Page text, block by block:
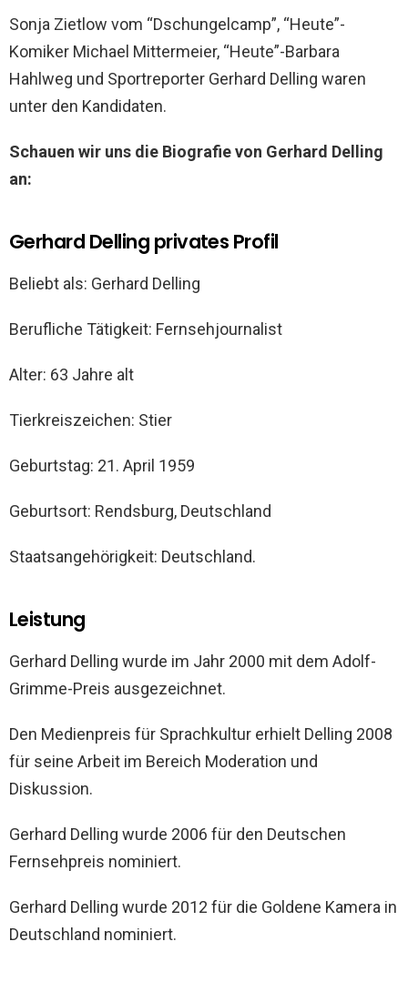
Sonja Zietlow vom “Dschungelcamp”, “Heute”-
Komiker Michael Mittermeier, “Heute”-Barbara
Hahlweg und Sportreporter Gerhard Delling waren
unter den Kandidaten.
Schauen wir uns die Biografie von Gerhard Delling
an:
Gerhard Delling privates Profil
Beliebt als: Gerhard Delling
Berufliche Tätigkeit: Fernsehjournalist
Alter: 63 Jahre alt
Tierkreiszeichen: Stier
Geburtstag: 21. April 1959
Geburtsort: Rendsburg, Deutschland
Staatsangehörigkeit: Deutschland.
Leistung
Gerhard Delling wurde im Jahr 2000 mit dem Adolf-
Grimme-Preis ausgezeichnet.
Den Medienpreis für Sprachkultur erhielt Delling 2008
für seine Arbeit im Bereich Moderation und
Diskussion.
Gerhard Delling wurde 2006 für den Deutschen
Fernsehpreis nominiert.
Gerhard Delling wurde 2012 für die Goldene Kamera in
Deutschland nominiert.